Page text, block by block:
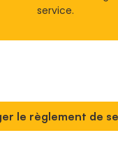
service.
le règlement de